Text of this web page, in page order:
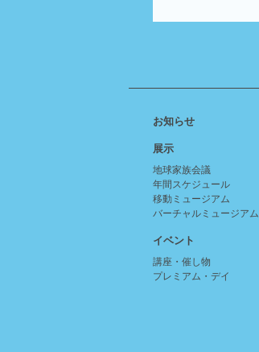
お知らせ
展示
地球家族会議
年間スケジュール
移動ミュージアム
バーチャルミュージアム
イベント
講座・催し物
プレミアム・デイ